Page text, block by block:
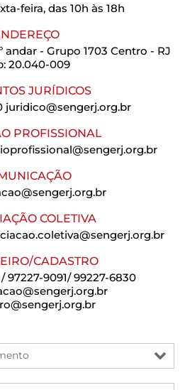
feira, das 10h às 18h
andar - Grupo 1703 Centro - RJ
20.040-009
JURÍDICOS
juridico@sengerj.org.br
PROFISSIONAL
COLETIVA
CADASTRO
97227-9091/ 99227-6830